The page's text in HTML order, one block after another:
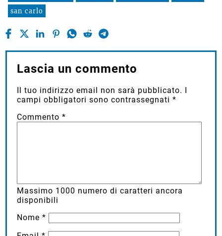
san carlo
Lascia un commento
Il tuo indirizzo email non sarà pubblicato. I
campi obbligatori sono contrassegnati*
Commento*
Massimo 1000 numero di caratteri ancora
disponibili
Nome*